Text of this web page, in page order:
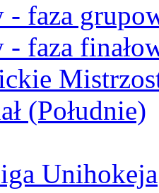
- faza
- faza
(Południe)
Unihokeja